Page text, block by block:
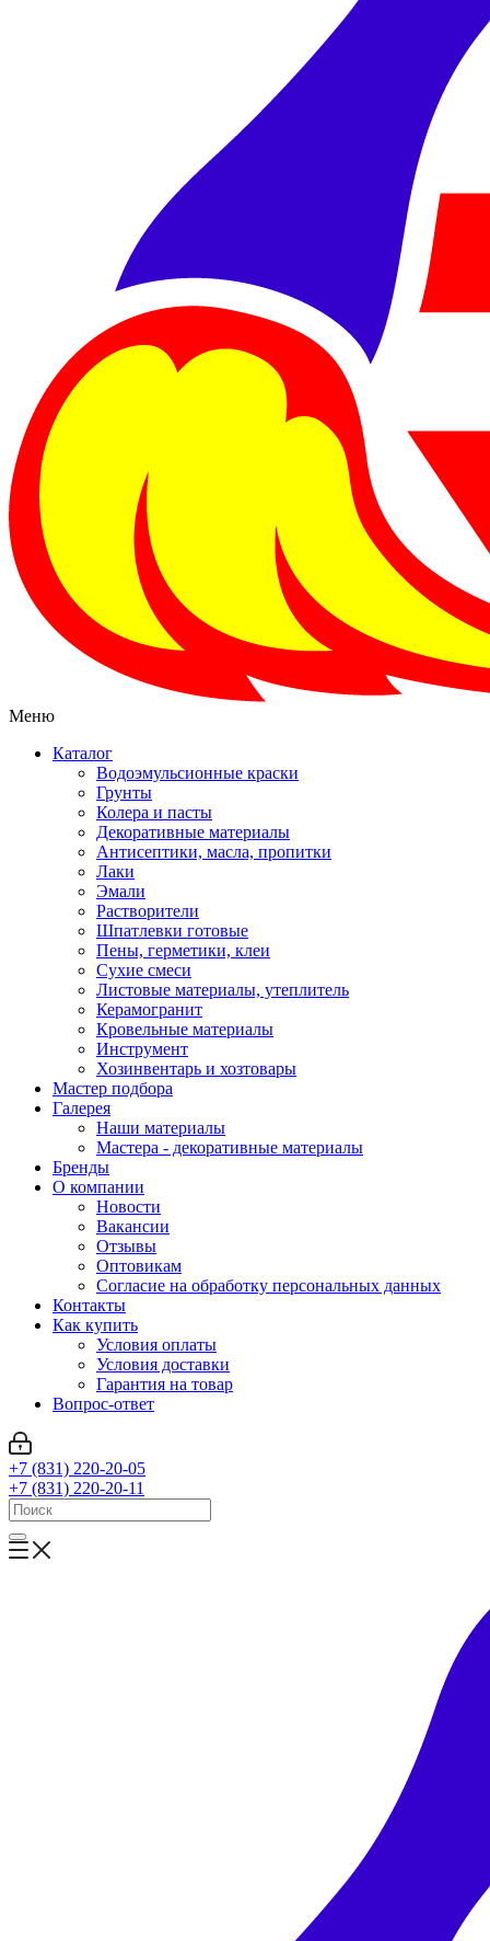
Меню
Каталог
Водоэмульсионные краски
Грунты
Колера и пасты
Декоративные материалы
Антисептики, масла, пропитки
Лаки
Эмали
Растворители
Шпатлевки готовые
Пены, герметики, клеи
Сухие смеси
Листовые материалы, утеплитель
Керамогранит
Кровельные материалы
Инструмент
Хозинвентарь и хозтовары
Мастер подбора
Галерея
Наши материалы
Мастера - декоративные материалы
Бренды
О компании
Новости
Вакансии
Отзывы
Оптовикам
Cогласие на обработку персональных данных
Контакты
Как купить
Условия оплаты
Условия доставки
Гарантия на товар
Вопрос-ответ
+7 (831) 220-20-05
+7 (831) 220-20-11